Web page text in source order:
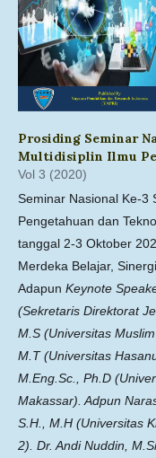
Prosiding Seminar
Multidisiplin Ilmu
Vol 3 (2020)
Seminar Nasional Ke-3
Pengetahuan dan
tanggal 2-3 Oktober
Merdeka Belajar,
Adapun Keynote
(Sekretaris Direktorat
M.S (Universitas
M.T (Universitas
M.Eng.Sc., Ph.D
Makassar). Adpun
S.H., M.H (Universitas
2). Dr. Andi Nuddin,